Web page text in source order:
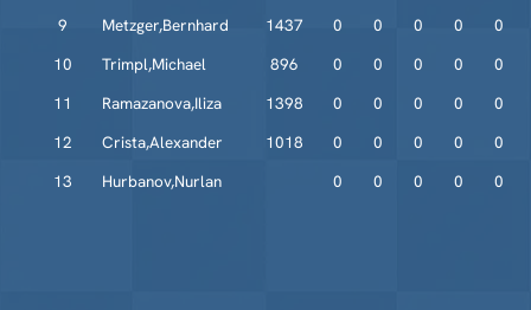
9
Metzger,Bernhard 1437 0 0 0 0
0
10
Trimpl,Michael 896 0 0 0 0
0
11
Ramazanova,Iliza 1398 0 0 0 0
0
12
Crista,Alexander 1018 0 0 0 0
0
13
Hurbanov,Nurlan 0 0 0 0 0